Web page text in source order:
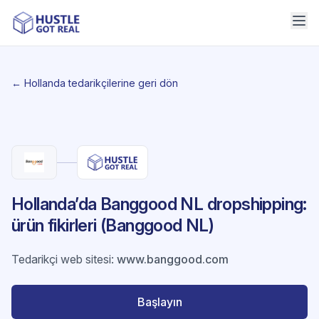
← Hollanda tedarikçilerine geri dön
Hollanda’da Banggood NL dropshipping:
ürün fikirleri (Banggood NL)
Tedarikçi web sitesi: www.banggood.com
Başlayın